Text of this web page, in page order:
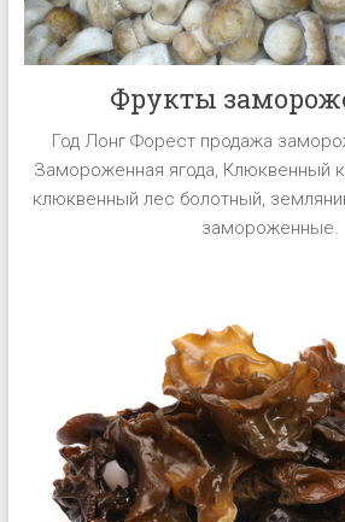
Фрукты
Год Лонг Форест продажа
Замороженная ягода, Клюквенный
клюквенный лес болотный,
замороженные.